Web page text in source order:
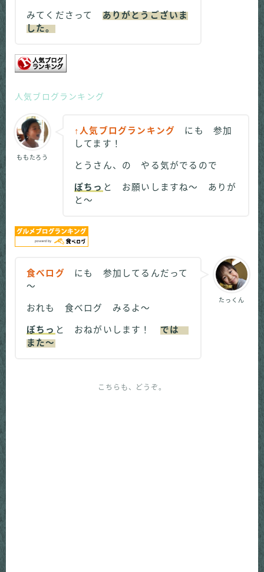
みてくださって ありがとうございま
した。
人気ブログランキング
ももたろう
↑人気ブログランキング
にも 参加
してます！
とうさん、の やる気がでるので
ぽちっ と お願いしますね～ ありが
と～
たっくん
食べログ
にも 参加してるんだって
～
おれも 食べログ みるよ～
ぽちっ と おねがいします！ では
また～
こちらも、どうぞ。